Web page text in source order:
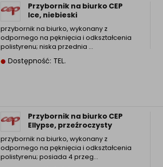
Przybornik na biurko CEP
Ice, niebieski
przybornik na biurko, wykonany z
odpornego na pęknięcia i odkształcenia
polistyrenu; niska przednia ...
Dostępność: TEL.
Przybornik na biurko CEP
Ellypse, przeźroczysty
przybornik na biurko, wykonany z
odpornego na pęknięcia i odkształcenia
polistyrenu; posiada 4 przeg...